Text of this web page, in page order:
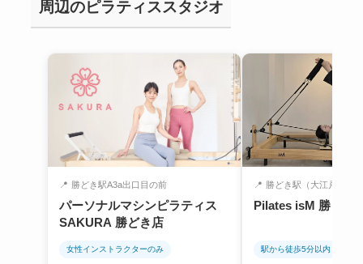
周辺のピラティススタジオ
📍 勝どき駅A3a出口目の前
パーソナルマシンピラティス
SAKURA 勝どき店
女性インストラクターのみ
📍 勝どき駅（大江戸線）
Pilates isM 勝どき
駅から徒歩5分以内